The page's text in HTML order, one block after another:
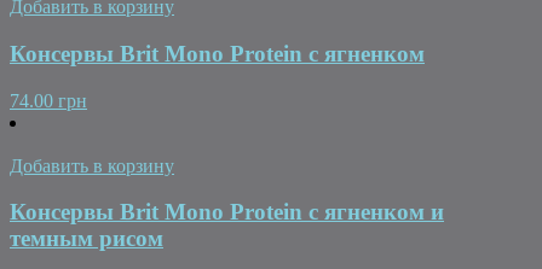
Добавить в корзину
Консервы Brit Mono Protein с ягненком
74.00 грн
Добавить в корзину
Консервы Brit Mono Protein с ягненком и
темным рисом